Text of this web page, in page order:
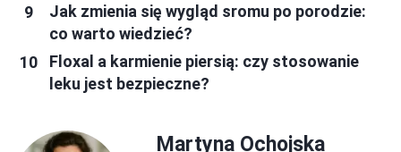
Jak zmienia się wygląd sromu po porodzie:
co warto wiedzieć?
Floxal a karmienie piersią: czy stosowanie
leku jest bezpieczne?
Martyna Ochojska